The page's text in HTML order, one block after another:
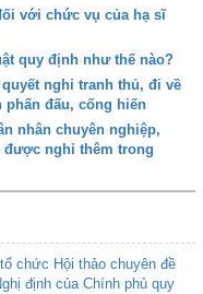
với chức vụ của hạ sĩ
quy định như thế nào?
quyết nghỉ tranh thủ, đi về
phấn đấu, cống hiến
nhân chuyên nghiệp,
được nghỉ thêm trong
chức Hội thảo chuyên đề
định của Chính phủ quy